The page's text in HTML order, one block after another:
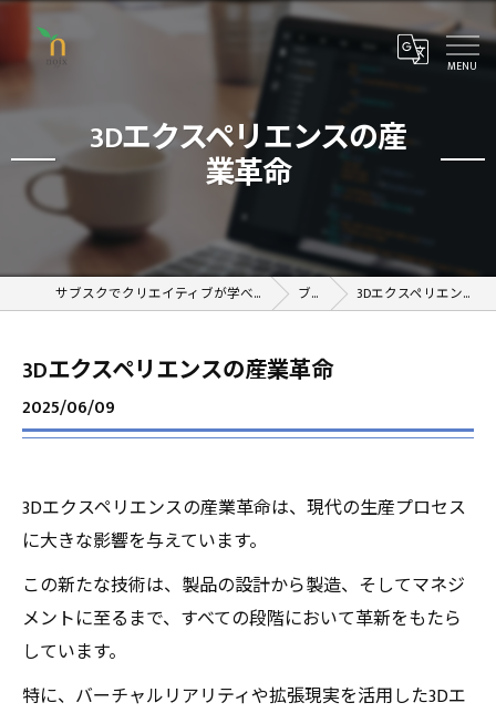
3Dエクスペリエンスの産
業革命
サブスクでクリエイティブが学べるオンラインスクール ブログ 3Dエクスペリエンスの産業革命
3Dエクスペリエンスの産業革命
2025/06/09
3Dエクスペリエンスの産業革命は、現代の生産プロセス
に大きな影響を与えています。
この新たな技術は、製品の設計から製造、そしてマネジ
メントに至るまで、すべての段階において革新をもたら
しています。
特に、バーチャルリアリティや拡張現実を活用した3Dエ